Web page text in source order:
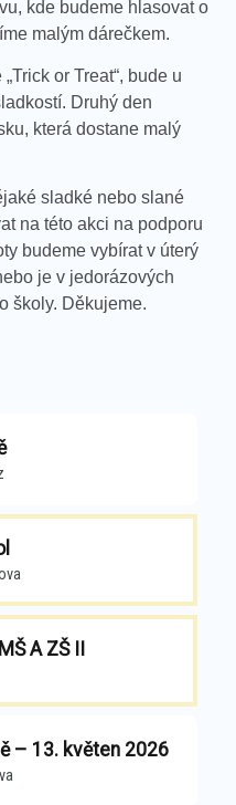
kde budeme hlasovat o
malým dárečkem.
or Treat“, bude u
Druhý den
která dostane malý
sladké nebo slané
na této akci na podporu
budeme vybírat v úterý
je v jedorázových
školy. Děkujeme.
A ZŠ II
– 13. květen 2026